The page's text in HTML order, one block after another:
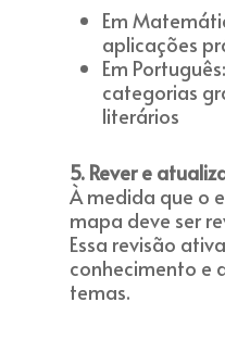
Em
aplicações
Em
categorias
literários
5. Rever e
À medida que o
mapa deve ser
Essa revisão
conhecimento e
temas.